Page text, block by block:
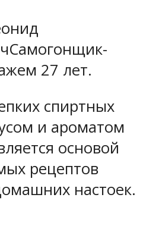
27 лет.
спиртных
и ароматом
основой
рецептов
настоек.